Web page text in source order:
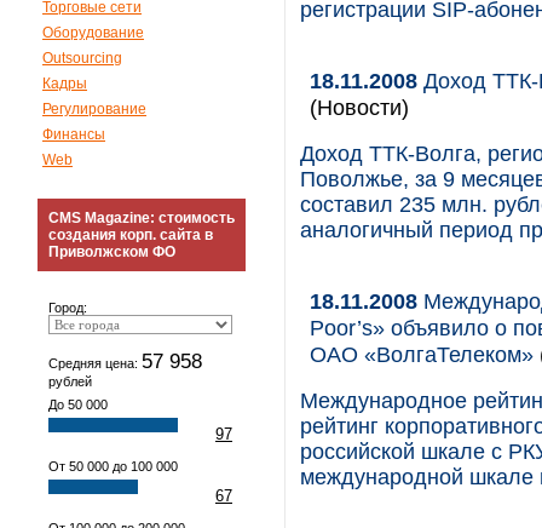
Торговые сети
Оборудование
Outsourcing
Кадры
Регулирование
Финансы
Web
CMS Magazine: стоимость
создания корп. сайта в
Приволжском ФО
Город:
Средняя цена: 57 958
рублей
До 50 000
97
От 50 000 до 100 000
67
регистрации SIP-
18.11.2008 Доход ТТК-
(Новости)
Доход ТТК-Волга,
Поволжье, за 9
составил 235 млн.
аналогичный период
18.11.2008
Рoor’s» объявило о
ОАО «ВолгаТелеком»
Международное
рейтинг
российской шкале с
международной шкале